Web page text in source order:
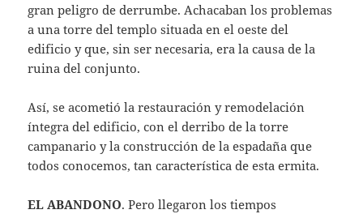
gran peligro de derrumbe. Achacaban los problemas
a una torre del templo situada en el oeste del
edificio y que, sin ser necesaria, era la causa de la
ruina del conjunto.
Así, se acometió la restauración y remodelación
íntegra del edificio, con el derribo de la torre
campanario y la construcción de la espadaña que
todos conocemos, tan característica de esta ermita.
EL ABANDONO. Pero llegaron los tiempos